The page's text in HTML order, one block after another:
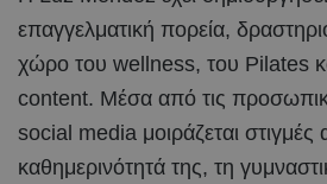
επαγγελματική πορεία,
χώρο του wellness, του Pilates
content. Μέσα από τις
social media μοιράζεται στιγμές
καθημερινότητά της, τη